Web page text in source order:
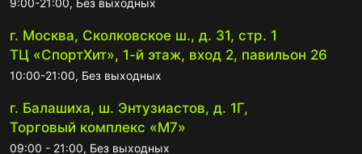
г. Москва, Сколковское ш., д. 31, стр. 1
ТЦ «СпортХит», 1-й этаж, вход 2, павильон 26
10:00-21:00, Без выходных
г. Балашиха, ш. Энтузиастов, д. 1Г,
Торговый комплекс «М7»
09:00 - 21:00, Без выходных